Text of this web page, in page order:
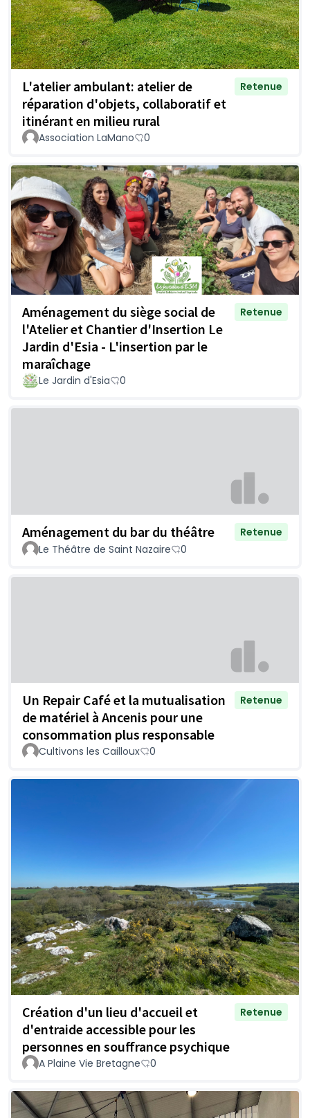
L'atelier ambulant: atelier de
réparation d'objets, collaboratif et
itinérant en milieu rural
Retenue
Association LaMano 0
Aménagement du siège social de
l'Atelier et Chantier d'Insertion Le
Jardin d'Esia - L'insertion par le
maraîchage
Retenue
Le Jardin d'Esia 0
Aménagement du bar du théâtre
Retenue
Le Théâtre de Saint Nazaire
0
Un Repair Café et la mutualisation
de matériel à Ancenis pour une
consommation plus responsable
Retenue
Cultivons les Cailloux 0
Création d'un lieu d'accueil et
d'entraide accessible pour les
personnes en souffrance psychique
Retenue
A Plaine Vie Bretagne 0